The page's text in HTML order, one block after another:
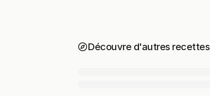
Découvre d'autres recettes